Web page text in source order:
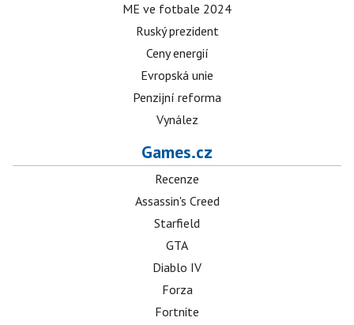
ME ve fotbale 2024
Ruský prezident
Ceny energií
Evropská unie
Penzijní reforma
Vynález
Games.cz
Recenze
Assassin's Creed
Starfield
GTA
Diablo IV
Forza
Fortnite